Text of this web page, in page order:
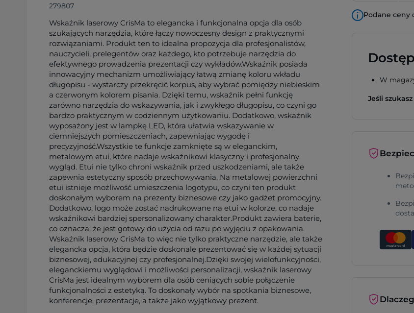
279807
Wskaźnik laserowy CrisMa to elegancka i funkcjonalna opcja dla osób
szukających narzędzia, które łączy nowoczesny design z praktycznymi
rozwiązaniami. Produkt ten to idealna propozycja dla profesjonalistów,
nauczycieli, prelegentów oraz każdego, kto potrzebuje narzędzia do
efektywnego prowadzenia prezentacji czy wykładów.Wskaźnik posiada
innowacyjny mechanizm umożliwiający łatwą zmianę koloru wkładu
długopisu - wystarczy przekręcić korpus, aby wybrać pomiędzy niebieskim
a czerwonym kolorem pisania. Dzięki temu, wskaźnik pełni funkcję
zarówno narzędzia do wskazywania, jak i zwykłego długopisu, co czyni go
bardzo praktycznym w codziennym użytkowaniu. Dodatkowo, wskaźnik
wyposażony jest w lampkę LED, która ułatwia wskazywanie w
ciemniejszych pomieszczeniach, zapewniając wygodę i
precyzyjność.Wszystkie te funkcje zamknięte są w eleganckim,
metalowym etui, które nadaje wskaźnikowi klasyczny i profesjonalny
wygląd. Etui nie tylko chroni wskaźnik przed uszkodzeniami, ale także
zapewnia estetyczny sposób przechowywania. Na metalowej powierzchni
etui istnieje możliwość umieszczenia logotypu, co czyni ten produkt
doskonałym wyborem na prezenty biznesowe czy jako gadżet promocyjny.
Dodatkowo, logo może zostać nadrukowane na etui w kolorze, co nadaje
wskaźnikowi bardziej spersonalizowany charakter.Produkt zawiera baterie,
co oznacza, że jest gotowy do użycia od razu po wyjęciu z opakowania.
Wskaźnik laserowy CrisMa to więc nie tylko praktyczne narzędzie, ale także
elegancka opcja, która będzie doskonale prezentować się w każdej sytuacji
biznesowej, edukacyjnej czy profesjonalnej.Dzięki swojej wielofunkcyjności,
eleganckiemu wyglądowi i możliwości personalizacji, wskaźnik laserowy
CrisMa jest idealnym wyborem dla osób ceniących sobie połączenie
funkcjonalności z estetyką. To doskonały wybór na spotkania biznesowe,
konferencje, prezentacje, a także jako wyjątkowy prezent.
Podane ceny
W
Jeśli